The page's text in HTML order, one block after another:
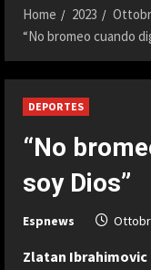
Home 2023
“No bromeo cuando
DEPORTES
“No
soy Dios”
Espnews
Zlatan Ibrahimovic